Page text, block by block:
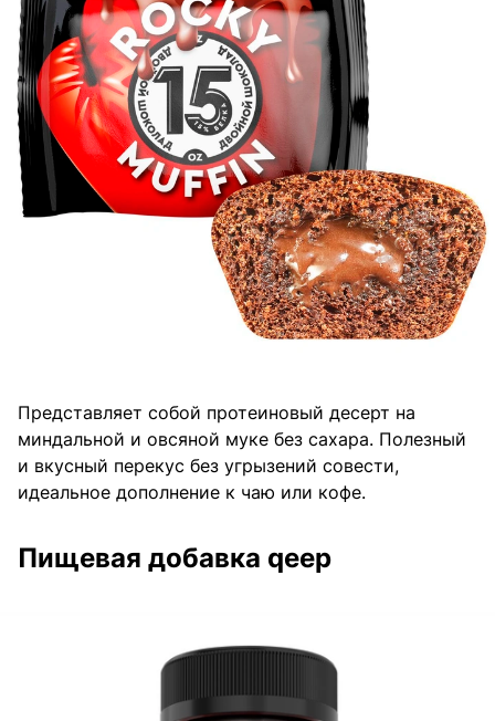
Представляет собой протеиновый десерт на
миндальной и овсяной муке без сахара. Полезный
и вкусный перекус без угрызений совести,
идеальное дополнение к чаю или кофе.
Пищевая добавка qeep